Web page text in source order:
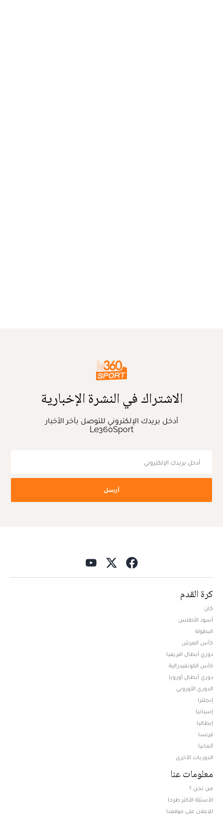
الاشتراك في النشرة الإخبارية
أدخل بريدك الإلكتروني للتوصل بآخر الأخبار
Le360Sport
أرسل
كرة القدم
كان
أسود الأطلس
البطولة
كأس العرش
دوري أبطال افريقيا
كأس الكونفيدرالية
دوري أبطال أوروبا
الدوري الأوروبي
إنجلترا
إسبانيا
إيطاليا
فرنسا
ألمانيا
الدوريات الأخرى
معلومات عنا
من نحن ؟
الأسئلة الأكثر طرحا
للإعلان على موقعنا